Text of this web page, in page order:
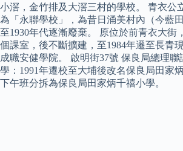
小滘，金竹排及大滘三村的學校。 青衣公
為「永聯學校」，為昔日涌美村內（今藍
至1930年代逐漸廢棄。 原位於前青衣大街
個課室，後不斷擴建，至1984年遷至長青
成職安健學院。 啟明街37號 保良局總理聯
學：1991年遷校至大埔後改名保良局田家
下午班分拆為保良局田家炳千禧小學。